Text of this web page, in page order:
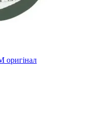
оригінал